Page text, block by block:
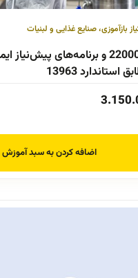
بازآموزی،صنایع غذایی و لبنیات
دوره ایزو 22000 و برنامه‌های
13963
اضافه کردن به سبد آموزش